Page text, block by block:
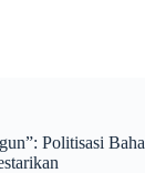
Politisasi